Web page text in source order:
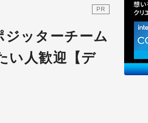
PR
ジッターチーム
い人歓迎【デ